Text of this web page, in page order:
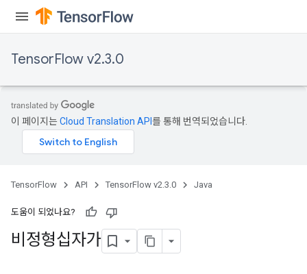
TensorFlow v2.3.0
이 페이지는Cloud Translation API 를 통해 번역되었습니다.
TensorFlow API TensorFlow v2.3.0 Java
도움이 되었나요?
비정형십자가